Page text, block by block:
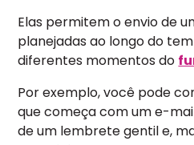
Elas permitem o envio de
planejadas ao longo do
diferentes momentos do
Por exemplo, você pode
que começa com um e-
de um lembrete gentil e,